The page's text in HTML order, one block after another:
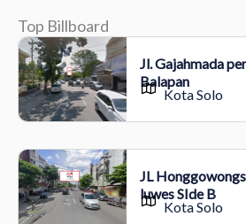
Top Billboard
Jl. Gajahmada
Balapan
Kota Solo
JL
luwes SIde B
Kota Solo